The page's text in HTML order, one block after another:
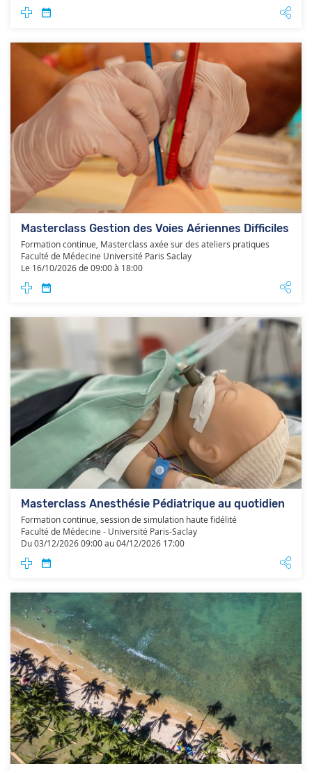
Masterclass Gestion des Voies Aériennes Difficiles
Formation continue, Masterclass axée sur des ateliers pratiques
Faculté de Médecine Université Paris Saclay
Le 16/10/2026 de 09:00 à 18:00
Masterclass Anesthésie Pédiatrique au quotidien
Formation continue, session de simulation haute fidélité
Faculté de Médecine - Université Paris-Saclay
Du 03/12/2026 09:00 au 04/12/2026 17:00